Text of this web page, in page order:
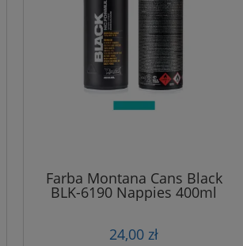
Farba Montana Cans Black
BLK-6190 Nappies 400ml
24,00 zł